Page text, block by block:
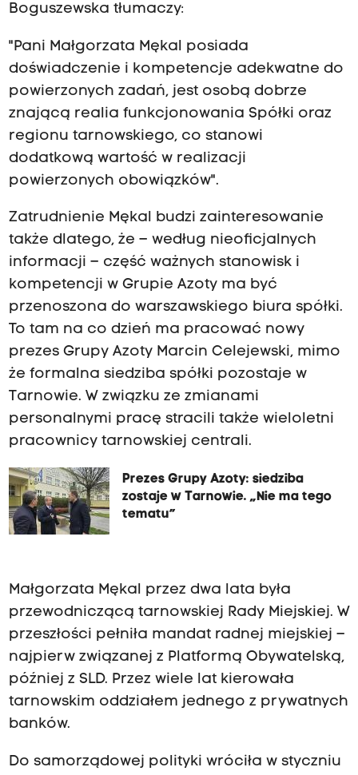
Boguszewska tłumaczy:
"Pani Małgorzata Mękal posiada
doświadczenie i kompetencje adekwatne do
powierzonych zadań, jest osobą dobrze
znającą realia funkcjonowania Spółki oraz
regionu tarnowskiego, co stanowi
dodatkową wartość w realizacji
powierzonych obowiązków".
Zatrudnienie Mękal budzi zainteresowanie
także dlatego, że – według nieoficjalnych
informacji – część ważnych stanowisk i
kompetencji w Grupie Azoty ma być
przenoszona do warszawskiego biura spółki.
To tam na co dzień ma pracować nowy
prezes Grupy Azoty Marcin Celejewski, mimo
że formalna siedziba spółki pozostaje w
Tarnowie. W związku ze zmianami
personalnymi pracę stracili także wieloletni
pracownicy tarnowskiej centrali.
Prezes Grupy Azoty: siedziba
zostaje w Tarnowie. „Nie ma tego
tematu”
Małgorzata Mękal przez dwa lata była
przewodniczącą tarnowskiej Rady Miejskiej. W
przeszłości pełniła mandat radnej miejskiej –
najpierw związanej z Platformą Obywatelską,
później z SLD. Przez wiele lat kierowała
tarnowskim oddziałem jednego z prywatnych
banków.
Do samorządowej polityki wróciła w styczniu